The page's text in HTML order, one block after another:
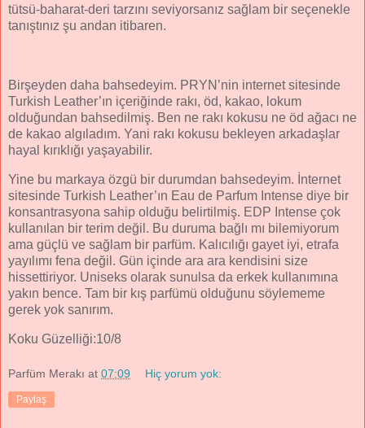
tütsü-baharat-deri tarzını seviyorsanız sağlam bir seçenekle
tanıştınız şu andan itibaren.
Birşeyden daha bahsedeyim. PRYN’nin internet sitesinde
Turkish Leather’ın içeriğinde rakı, öd, kakao, lokum
olduğundan bahsedilmiş. Ben ne rakı kokusu ne öd ağacı ne
de kakao algıladım. Yani rakı kokusu bekleyen arkadaşlar
hayal kırıklığı yaşayabilir.
Yine bu markaya özgü bir durumdan bahsedeyim. İnternet
sitesinde Turkish Leather’ın Eau de Parfum Intense diye bir
konsantrasyona sahip olduğu belirtilmiş. EDP Intense çok
kullanılan bir terim değil. Bu duruma bağlı mı bilemiyorum
ama güçlü ve sağlam bir parfüm. Kalıcılığı gayet iyi, etrafa
yayılımı fena değil. Gün içinde ara ara kendisini size
hissettiriyor. Uniseks olarak sunulsa da erkek kullanımına
yakın bence. Tam bir kış parfümü olduğunu söylememe
gerek yok sanırım.
Koku Güzelliği:10/8
Parfüm Merakı at 07:09 Hiç yorum yok:
Paylaş